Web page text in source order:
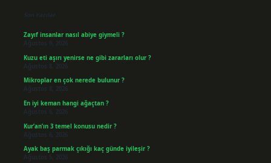
Son Yazılar
Zayıf insanlar nasıl abiye giymeli ?
Ağustos 9, 2026
Kuzu eti aşırı yenirse ne gibi zararları olur ?
Ağustos 8, 2026
Mikroplar en çok nerede bulunur ?
Ağustos 8, 2026
En iyi keman hangi ağaçtan ?
Ağustos 6, 2026
Kur’an’ın 3 temel konusu nedir ?
Ağustos 6, 2026
Ayak baş parmak çıkığı kaç günde iyileşir ?
Ağustos 5, 2026